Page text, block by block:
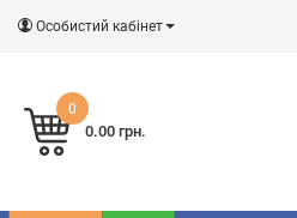
Особистий кабінет
0
0.00 грн.